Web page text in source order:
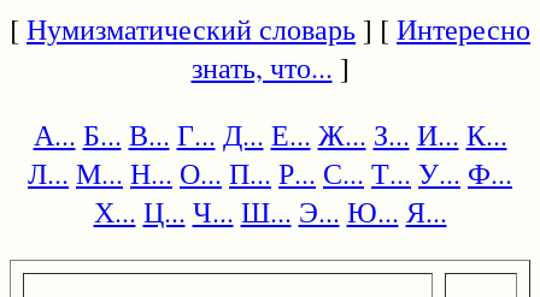
[Нумизматический словарь] [Интересно
знать, что... ]
А... Б... В... Г... Д... Е... Ж... З... И... К...
Л... М... Н... О... П... Р... С... Т... У... Ф...
Х... Ц... Ч... Ш... Э... Ю... Я...